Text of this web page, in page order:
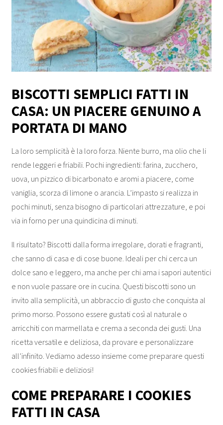
BISCOTTI SEMPLICI FATTI IN
CASA: UN PIACERE GENUINO A
PORTATA DI MANO
La loro semplicità è la loro forza. Niente burro, ma olio che li
rende leggeri e friabili. Pochi ingredienti: farina, zucchero,
uova, un pizzico di bicarbonato e aromi a piacere, come
vaniglia, scorza di limone o arancia. L’impasto si realizza in
pochi minuti, senza bisogno di particolari attrezzature, e poi
via in forno per una quindicina di minuti.
Il risultato? Biscotti dalla forma irregolare, dorati e fragranti,
che sanno di casa e di cose buone. Ideali per chi cerca un
dolce sano e leggero, ma anche per chi ama i sapori autentici
e non vuole passare ore in cucina. Questi biscotti sono un
invito alla semplicità, un abbraccio di gusto che conquista al
primo morso. Possono essere gustati così al naturale o
arricchiti con marmellata e crema a seconda dei gusti. Una
ricetta versatile e deliziosa, da provare e personalizzare
all’infinito. Vediamo adesso insieme come preparare questi
cookies friabili e deliziosi!
COME PREPARARE I COOKIES
FATTI IN CASA